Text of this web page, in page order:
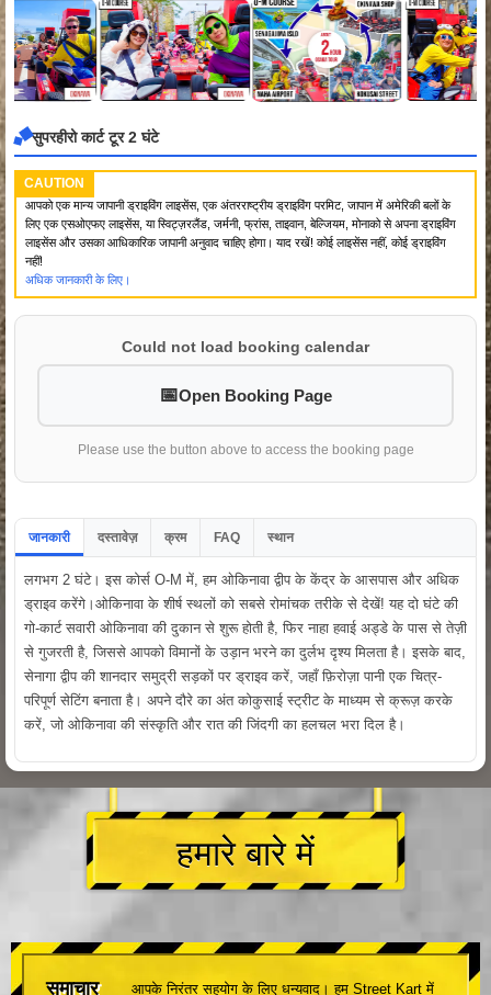
सुपरहीरो कार्ट टूर 2 घंटे
CAUTION
आपको एक मान्य जापानी ड्राइविंग लाइसेंस, एक अंतरराष्ट्रीय ड्राइविंग परमिट, जापान में अमेरिकी बलों के
लिए एक एसओएफए लाइसेंस, या स्विट्ज़रलैंड, जर्मनी, फ्रांस, ताइवान, बेल्जियम, मोनाको से अपना ड्राइविंग
लाइसेंस और उसका आधिकारिक जापानी अनुवाद चाहिए होगा। याद रखें! कोई लाइसेंस नहीं, कोई ड्राइविंग
नहीं!
अधिक जानकारी के लिए।
Could not load booking calendar
Open Booking Page
Please use the button above to access the booking page
जानकारी दस्तावेज़ क्रम FAQ स्थान
लगभग 2 घंटे। इस कोर्स O-M में, हम ओकिनावा द्वीप के केंद्र के आसपास और अधिक
ड्राइव करेंगे।ओकिनावा के शीर्ष स्थलों को सबसे रोमांचक तरीके से देखें! यह दो घंटे की
गो-कार्ट सवारी ओकिनावा की दुकान से शुरू होती है, फिर नाहा हवाई अड्डे के पास से तेज़ी
से गुजरती है, जिससे आपको विमानों के उड़ान भरने का दुर्लभ दृश्य मिलता है। इसके बाद,
सेनागा द्वीप की शानदार समुद्री सड़कों पर ड्राइव करें, जहाँ फ़िरोज़ा पानी एक चित्र-
परिपूर्ण सेटिंग बनाता है। अपने दौरे का अंत कोकुसाई स्ट्रीट के माध्यम से क्रूज़ करके
करें, जो ओकिनावा की संस्कृति और रात की जिंदगी का हलचल भरा दिल है।
हमारे बारे में
समाचार आपके निरंतर सहयोग के लिए धन्यवाद। हम Street Kart में